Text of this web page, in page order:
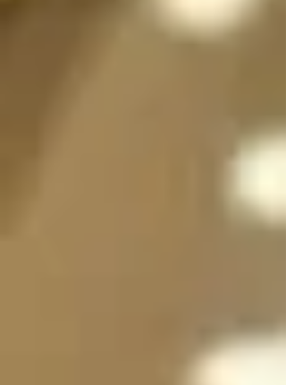
dependiendo de la
separadas para que
y luego unirse en uno